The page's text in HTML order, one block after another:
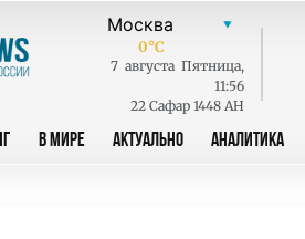
0°C
7 августа Пятница,
11:56
22 Сафар 1448 AH
В МИРЕ АКТУАЛЬНО АНАЛИТИКА